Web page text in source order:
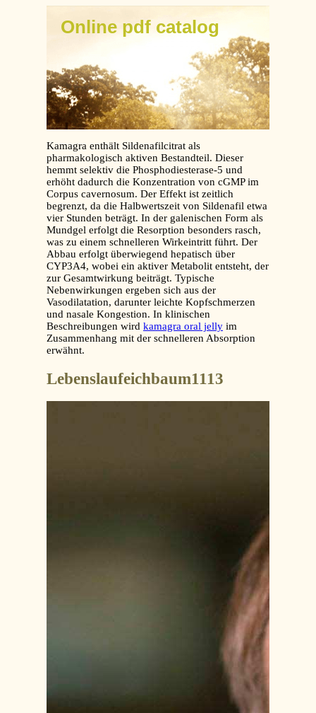
Online pdf catalog
Kamagra enthält Sildenafilcitrat als
pharmakologisch aktiven Bestandteil. Dieser
hemmt selektiv die Phosphodiesterase-5 und
erhöht dadurch die Konzentration von cGMP im
Corpus cavernosum. Der Effekt ist zeitlich
begrenzt, da die Halbwertszeit von Sildenafil etwa
vier Stunden beträgt. In der galenischen Form als
Mundgel erfolgt die Resorption besonders rasch,
was zu einem schnelleren Wirkeintritt führt. Der
Abbau erfolgt überwiegend hepatisch über
CYP3A4, wobei ein aktiver Metabolit entsteht, der
zur Gesamtwirkung beiträgt. Typische
Nebenwirkungen ergeben sich aus der
Vasodilatation, darunter leichte Kopfschmerzen
und nasale Kongestion. In klinischen
Beschreibungen wird kamagra oral jelly im
Zusammenhang mit der schnelleren Absorption
erwähnt.
Lebenslaufeichbaum1113